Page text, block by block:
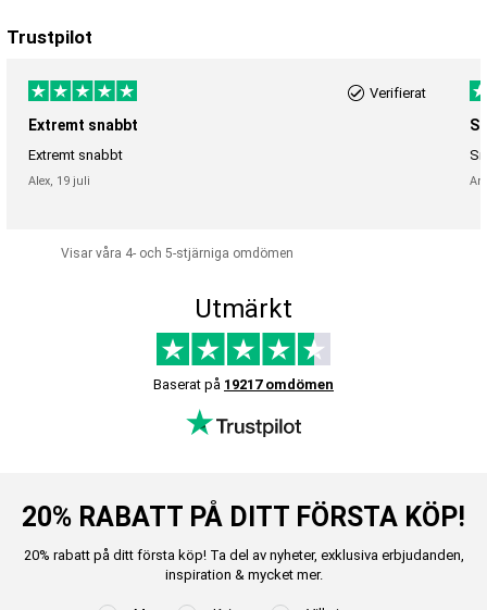
Trustpilot
Verifierat
Extremt snabbt
Extremt snabbt
Alex, 19 juli
Visar våra 4- och 5-stjärniga omdömen
Utmärkt
Baserat på 19217 omdömen
20% RABATT PÅ DITT FÖRSTA KÖP!
20% rabatt på ditt första köp! Ta del av nyheter, exklusiva erbjudanden,
inspiration & mycket mer.